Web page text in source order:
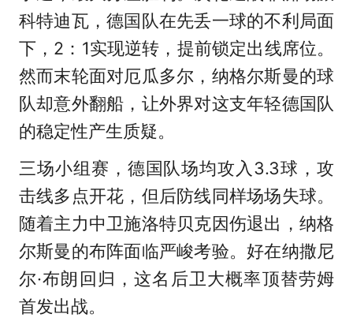
科特迪瓦，德国队在先丢一球的不利局面
下，2：1实现逆转，提前锁定出线席位。
然而末轮面对厄瓜多尔，纳格尔斯曼的球
队却意外翻船，让外界对这支年轻德国队
的稳定性产生质疑。
三场小组赛，德国队场均攻入3.3球，攻
击线多点开花，但后防线同样场场失球。
随着主力中卫施洛特贝克因伤退出，纳格
尔斯曼的布阵面临严峻考验。好在纳撒尼
尔·布朗回归，这名后卫大概率顶替劳姆
首发出战。